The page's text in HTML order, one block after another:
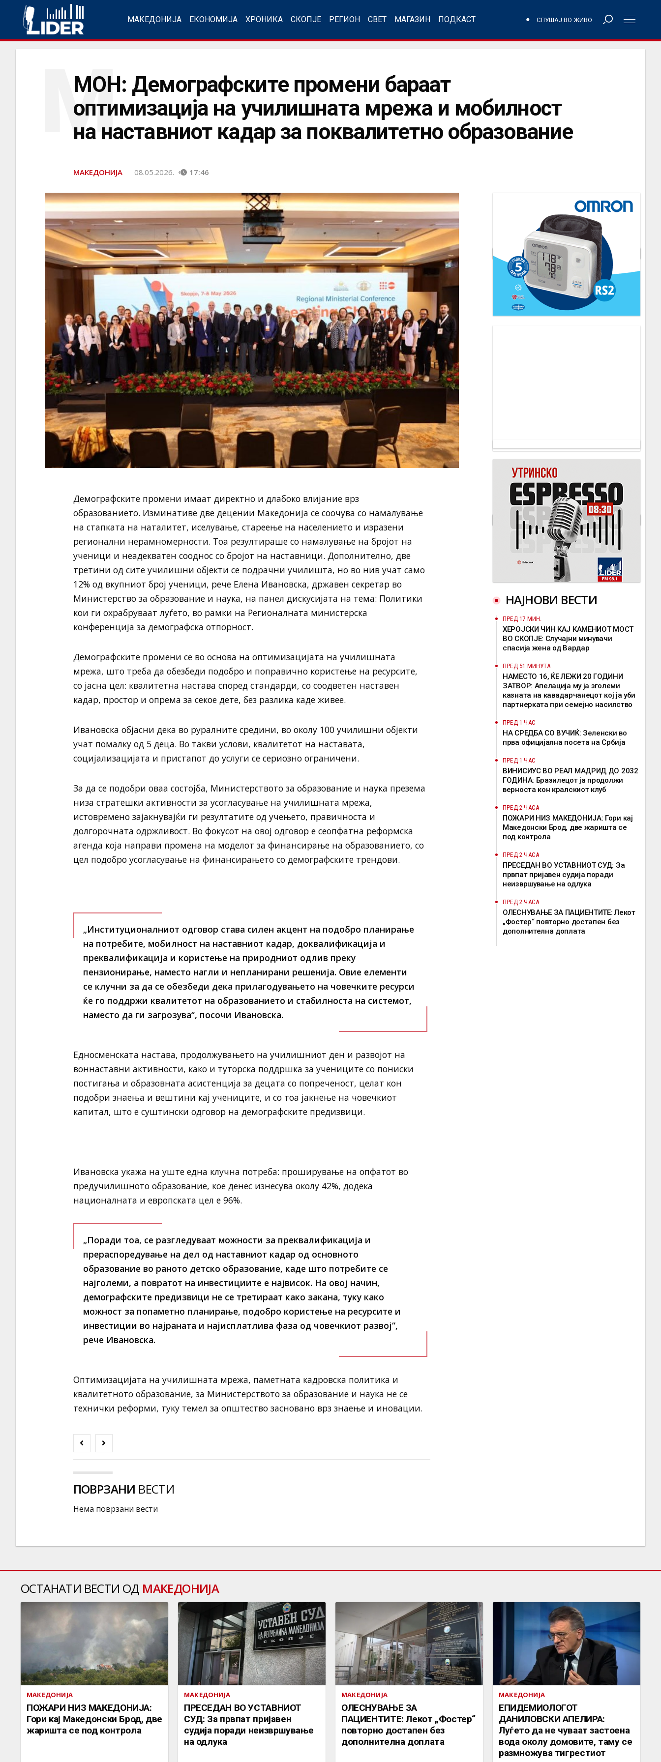
МАКЕДОНИЈА ЕКОНОМИЈА ХРОНИКА СКОПЈЕ РЕГИОН СВЕТ МАГАЗИН ПОДКАСТ СЛУШАЈ ВО ЖИВО
МОН: Демографските промени бараат
оптимизација на училишната мрежа и мобилност
на наставниот кадар за поквалитетно образование
М
МАКЕДОНИЈА 08.05.2026. 17:46
Демографските промени имаат директно и длабоко влијание врз
образованието. Изминативе две децении Македонија се соочува со намалување
на стапката на наталитет, иселување, стареење на населението и изразени
регионални нерамномерности. Тоа резултираше со намалување на бројот на
ученици и неадекватен сооднос со бројот на наставници. Дополнително, две
третини од сите училишни објекти се подрачни училишта, но во нив учат само
12% од вкупниот број ученици, рече Елена Ивановска, државен секретар во
Министерство за образование и наука, на панел дискусијата на тема: Политики
кои ги охрабруваат луѓето, во рамки на Регионалната министерска
конференција за демографска отпорност.
Демографските промени се во основа на оптимизацијата на училишната
мрежа, што треба да обезбеди подобро и поправично користење на ресурсите,
со јасна цел: квалитетна настава според стандарди, со соодветен наставен
кадар, простор и опрема за секое дете, без разлика каде живее.
Ивановска објасни дека во руралните средини, во околу 100 училишни објекти
учат помалку од 5 деца. Во такви услови, квалитетот на наставата,
социјализацијата и пристапот до услуги се сериозно ограничени.
За да се подобри оваа состојба, Министерството за образование и наука презема
низа стратешки активности за усогласување на училишната мрежа,
истовремено зајакнувајќи ги резултатите од учењето, правичноста и
долгорочната одржливост. Во фокусот на овој одговор е сеопфатна реформска
агенда која направи промена на моделот за финансирање на образованието, со
цел подобро усогласување на финансирањето со демографските трендови.
„Институционалниот одговор става силен акцент на подобро планирање
на потребите, мобилност на наставниот кадар, доквалификација и
преквалификација и користење на природниот одлив преку
пензионирање, наместо нагли и непланирани решенија. Овие елементи
се клучни за да се обезбеди дека прилагодувањето на човечките ресурси
ќе го поддржи квалитетот на образованието и стабилноста на системот,
наместо да ги загрозува“, посочи Ивановска.
Едносменската настава, продолжувањето на училишниот ден и развојот на
воннаставни активности, како и туторска поддршка за учениците со пониски
постигања и образовната асистенција за децата со попреченост, целат кон
подобри знаења и вештини кај учениците, и со тоа јакнење на човечкиот
капитал, што е суштински одговор на демографските предизвици.
Ивановска укажа на уште една клучна потреба: проширување на опфатот во
предучилишното образование, кое денес изнесува околу 42%, додека
националната и европската цел е 96%.
„Поради тоа, се разгледуваат можности за преквалификација и
прераспоредување на дел од наставниот кадар од основното
образование во раното детско образование, каде што потребите се
најголеми, а повратот на инвестициите е највисок. На овој начин,
демографските предизвици не се третираат како закана, туку како
можност за попаметно планирање, подобро користење на ресурсите и
инвестиции во најраната и најисплатлива фаза од човечкиот развој“,
рече Ивановска.
Оптимизацијата на училишната мрежа, паметната кадровска политика и
квалитетното образование, за Министерството за образование и наука не се
технички реформи, туку темел за општество засновано врз знаење и иновации.
ПОВРЗАНИ ВЕСТИ
Нема поврзани вести
НАЈНОВИ ВЕСТИ
ПРЕД 17 МИН.
ХЕРОЈСКИ ЧИН КАЈ КАМЕНИОТ МОСТ
ВО СКОПЈЕ: Случајни минувачи
спасија жена од Вардар
ПРЕД 51 МИНУТА
НАМЕСТО 16, ЌЕ ЛЕЖИ 20 ГОДИНИ
ЗАТВОР: Апелација му ја зголеми
казната на кавадарчанецот кој ја уби
партнерката при семејно насилство
ПРЕД 1 ЧАС
НА СРЕДБА СО ВУЧИЌ: Зеленски во
прва официјална посета на Србија
ПРЕД 1 ЧАС
ВИНИСИУС ВО РЕАЛ МАДРИД ДО 2032
ГОДИНА: Бразилецот ја продолжи
верноста кон кралскиот клуб
ПРЕД 2 ЧАСА
ПОЖАРИ НИЗ МАКЕДОНИЈА: Гори кај
Македонски Брод, две жаришта се
под контрола
ПРЕД 2 ЧАСА
ПРЕСЕДАН ВО УСТАВНИОТ СУД: За
првпат пријавен судија поради
неизвршување на одлука
ПРЕД 2 ЧАСА
ОЛЕСНУВАЊЕ ЗА ПАЦИЕНТИТЕ: Лекот
„Фостер“ повторно достапен без
дополнителна доплата
ОСТАНАТИ ВЕСТИ ОД МАКЕДОНИЈА
МАКЕДОНИЈА
ПОЖАРИ НИЗ МАКЕДОНИЈА:
Гори кај Македонски Брод, две
жаришта се под контрола
МАКЕДОНИЈА
ПРЕСЕДАН ВО УСТАВНИОТ
СУД: За првпат пријавен
судија поради неизвршување
на одлука
МАКЕДОНИЈА
ОЛЕСНУВАЊЕ ЗА
ПАЦИЕНТИТЕ: Лекот „Фостер“
повторно достапен без
дополнителна доплата
МАКЕДОНИЈА
EПИДЕМИОЛОГОТ
ДАНИЛОВСКИ АПЕЛИРА:
Луѓето да не чуваат застоена
вода околу домовите, таму се
размножува тигрестиот